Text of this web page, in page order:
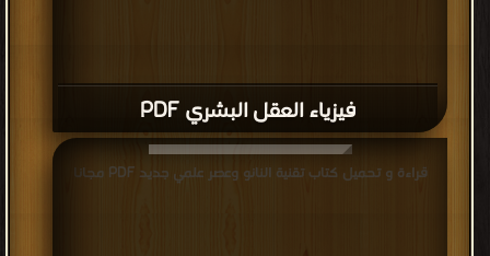
فيزياء العقل البشري PDF
قراءة و تحميل كتاب تقنية النانو وعصر علمي جديد PDF مجانا